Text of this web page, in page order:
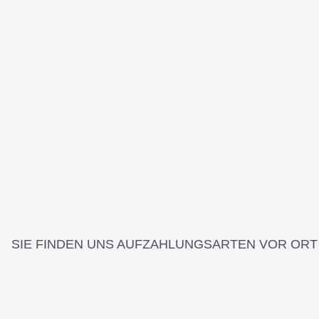
SIE FINDEN UNS AUFZAHLUNGSARTEN VOR ORT